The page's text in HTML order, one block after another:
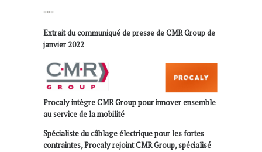
***
Extrait du communiqué de presse de CMR Group de
janvier 2022
Procaly intègre CMR Group pour innover ensemble
au service de la mobilité
Spécialiste du câblage électrique pour les fortes
contraintes, Procaly rejoint CMR Group, spécialisé